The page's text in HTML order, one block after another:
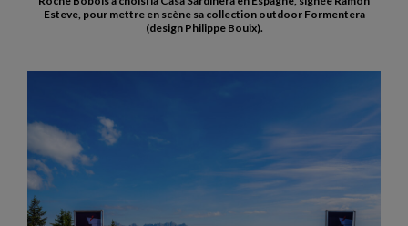
Esteve, pour mettre en scène sa collection outdoor Formentera
(design Philippe Bouix).